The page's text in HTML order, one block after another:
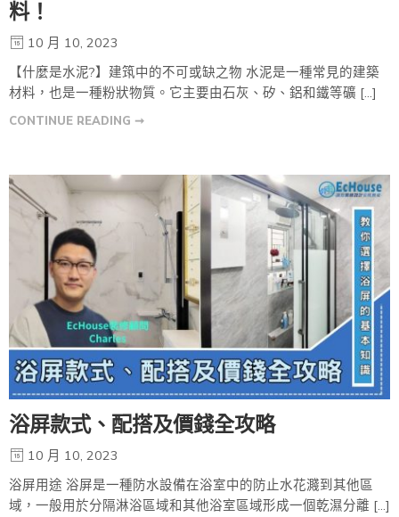
料！
10 月 10, 2023
【什麼是水泥?】建筑中的不可或缺之物 水泥是一種常見的建築
材料，也是一種粉狀物質。它主要由石灰、矽、鋁和鐵等礦 […]
CONTINUE READING ➞
浴屏款式、配搭及價錢全攻略
10 月 10, 2023
浴屏用途 浴屏是一種防水設備在浴室中的防止水花濺到其他區
域，一般用於分隔淋浴區域和其他浴室區域形成一個乾濕分離 […]